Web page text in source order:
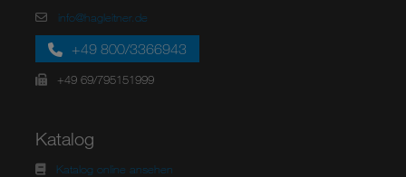
info@hagleitner.de
+49 800/3366943
+49 69/795151999
Katalog
Katalog online ansehen